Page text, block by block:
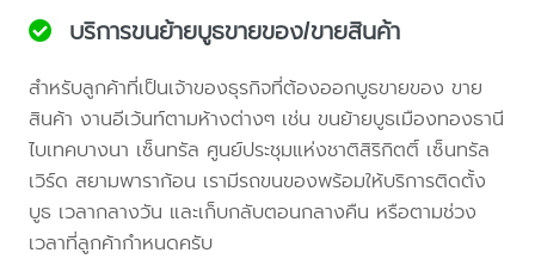
บริการขนย้ายบูธขายของ/ขายสินค้า
สำหรับลูกค้าที่เป็นเจ้าของธุรกิจที่ต้องออกบูธขายของ ขาย
สินค้า งานอีเว้นท์ตามห้างต่างๆ เช่น ขนย้ายบูธเมืองทองธานี
ไบเทคบางนา เซ็นทรัล ศูนย์ประชุมแห่งชาติสิริกิตติ์ เซ็นทรัล
เวิร์ด สยามพาราก้อน เรามีรถขนของพร้อมให้บริการติดตั้ง
บูธ เวลากลางวัน และเก็บกลับตอนกลางคืน หรือตามช่วง
เวลาที่ลูกค้ากำหนดครับ